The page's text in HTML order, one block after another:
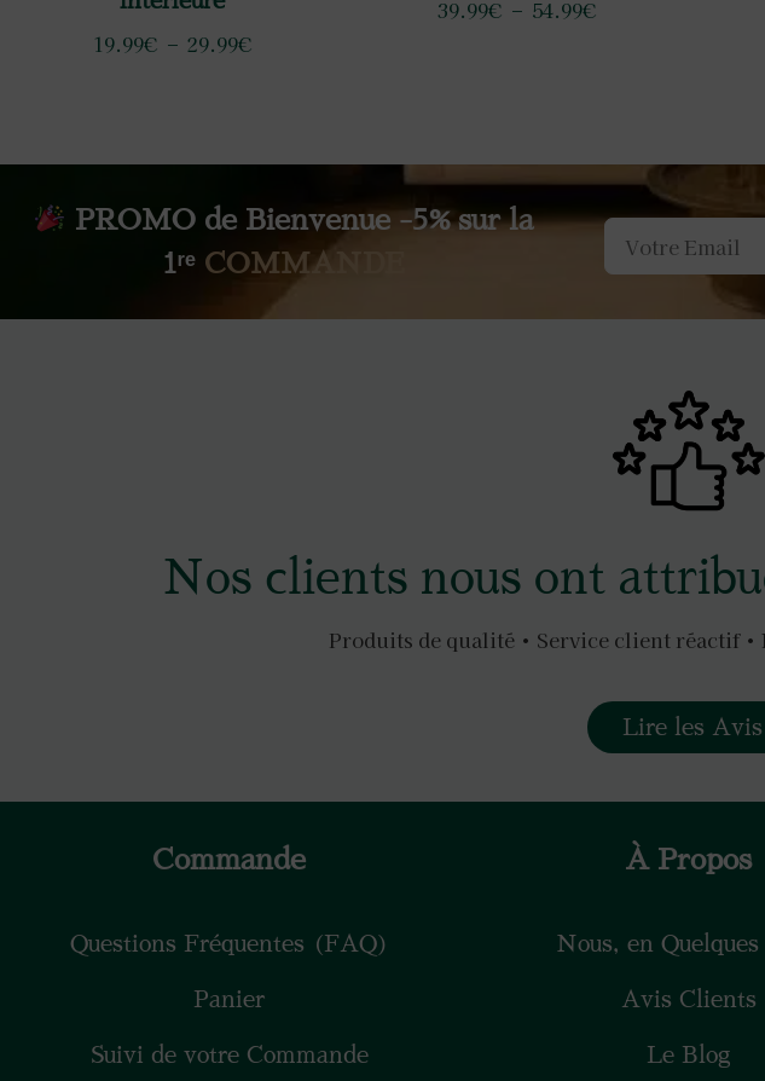
19.99€ – 29.99€
39.99€ – 54.99€
PROMO de Bienvenue -5% sur la
1ʳᵉ COMMANDE
Nos clients nous ont
Produits de qualité • Service client réactif
Lire les Avis
Commande
Questions Fréquentes (FAQ)
Panier
Suivi de votre Commande
À Propos
Nous, en
Avis Clients
Le Blog